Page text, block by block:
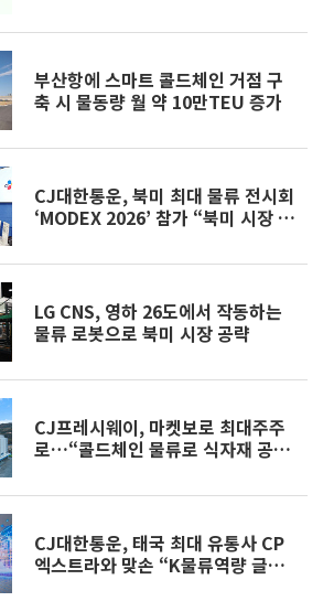
부산항에 스마트 콜드체인 거점 구
축 시 물동량 월 약 10만TEU 증가
CJ대한통운, 북미 최대 물류 전시회
‘MODEX 2026’ 참가 “북미 시장 공
LG CNS, 영하 26도에서 작동하는
물류 로봇으로 북미 시장 공략
CJ프레시웨이, 마켓보로 최대주주
로…“콜드체인 물류로 식자재 공
CJ대한통운, 태국 최대 유통사 CP
엑스트라와 맞손 “K물류역량 글로